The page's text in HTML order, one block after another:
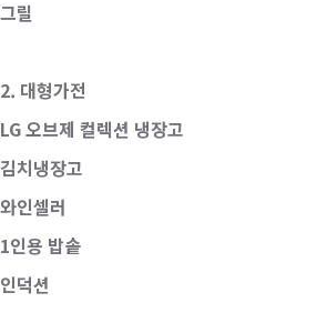
그릴
2. 대형가전
LG 오브제 컬렉션 냉장고
김치냉장고
와인셀러
1인용 밥솥
인덕션